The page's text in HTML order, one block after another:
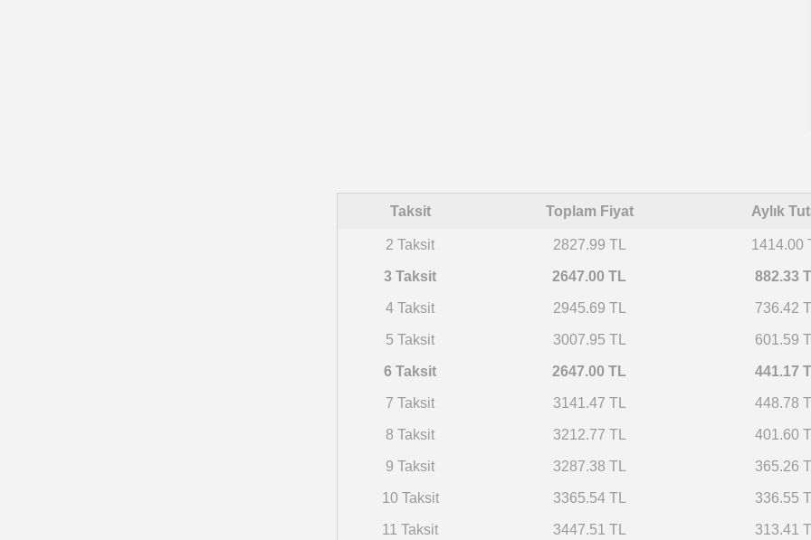
Taksit Toplam Fiyat Aylık
2 Taksit 2827.99 TL 1414.00
3 Taksit 2647.00 TL 882.33
4 Taksit 2945.69 TL 736.42
5 Taksit 3007.95 TL 601.59
6 Taksit 2647.00 TL 441.17
7 Taksit 3141.47 TL 448.78
8 Taksit 3212.77 TL 401.60
9 Taksit 3287.38 TL 365.26
10 Taksit 3365.54 TL 336.55
11 Taksit 3447.51 TL 313.41